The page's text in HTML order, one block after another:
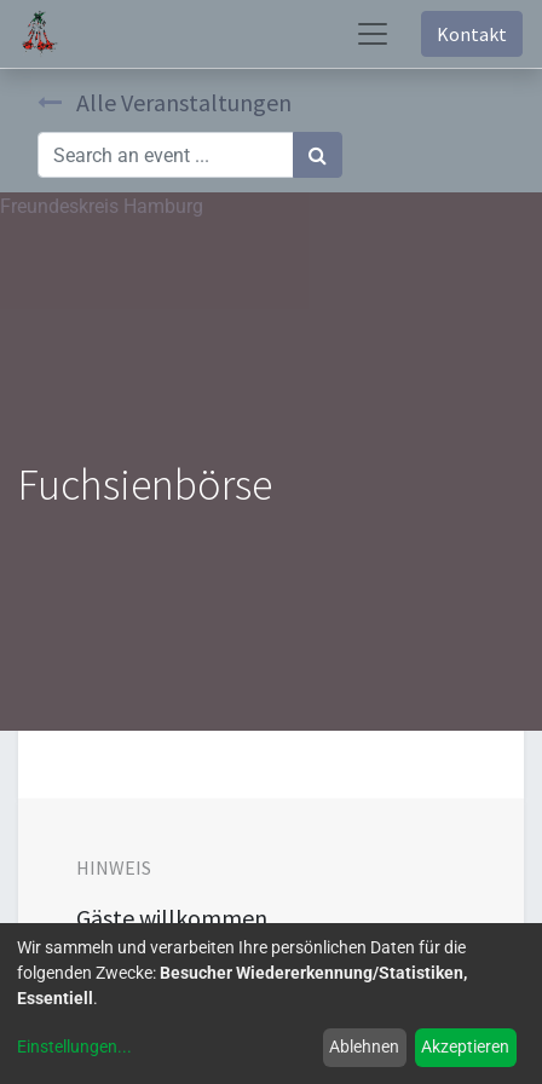
Kontakt
Alle Veranstaltungen
Freundeskreis Hamburg
Fuchsienbörse
HINWEIS
Gäste willkommen
Wir sammeln und verarbeiten Ihre persönlichen Daten für die
folgenden Zwecke: Besucher Wiedererkennung/Statistiken,
Essentiell .
Einstellungen... Ablehnen Akzeptieren